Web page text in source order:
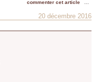
commenter cet article
20 décembre 2016